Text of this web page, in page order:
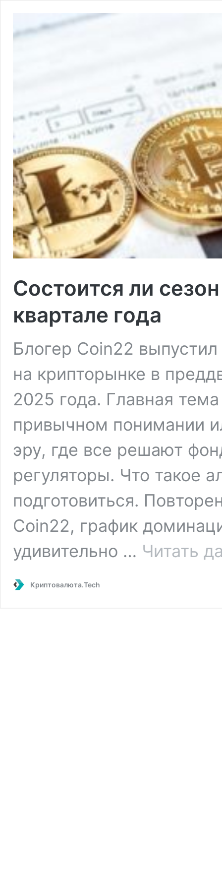
Состоится ли
квартале года
Блогер Coin22
на крипторынке в
2025 года. Главная
привычном понимании
эру, где все решают
регуляторы. Что такое
подготовиться.
Coin22, график
удивительно … Читать
Криптовалюта.Tech